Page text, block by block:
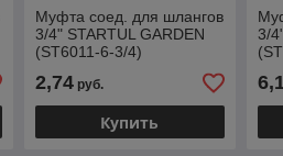
Муфта соед. для шлангов
3/4" STARTUL GARDEN
(ST6011-6-3/4)
2,74руб.
Купить
3/